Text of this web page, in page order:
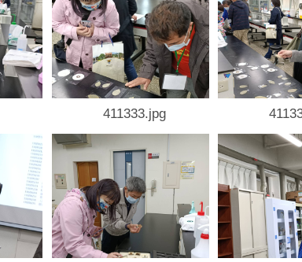
411333.jpg